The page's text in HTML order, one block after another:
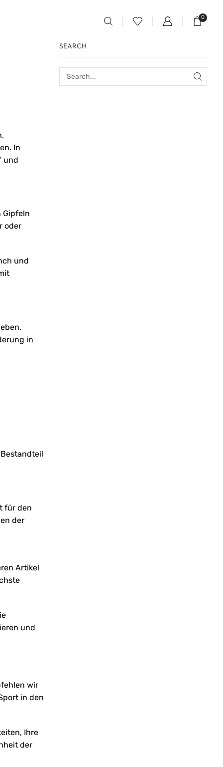
0
In
und
Gipfeln
oder
und
in
für den
der
Artikel
und
wir
in den
Ihre
der
SEARCH